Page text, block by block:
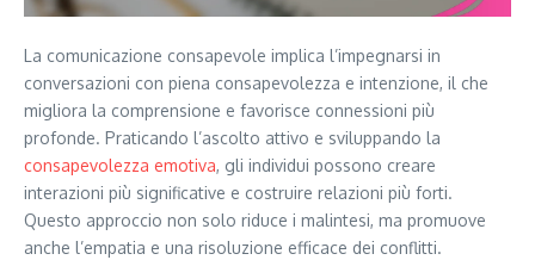
La comunicazione consapevole implica l’impegnarsi in
conversazioni con piena consapevolezza e intenzione, il che
migliora la comprensione e favorisce connessioni più
profonde. Praticando l’ascolto attivo e sviluppando la
consapevolezza emotiva, gli individui possono creare
interazioni più significative e costruire relazioni più forti.
Questo approccio non solo riduce i malintesi, ma promuove
anche l’empatia e una risoluzione efficace dei conflitti.